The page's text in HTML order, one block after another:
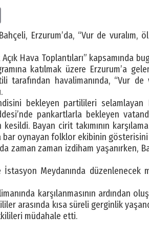
Erzurum’da, “Vur de vuralım,
Hava Toplantıları” kapsamında
katılmak üzere Erzurum’a
tarafından havalimanında, “Vur de
bekleyen partilileri selamlayan
pankartlarla bekleyen
Bayan cirit takımının
bar oynayan folklor ekibinin
zaman zaman izdiham yaşanırken,
İstasyon Meydanında düzenlenecek
karşılanmasının ardından
arasında kısa süreli gerginlik
müdahale etti.